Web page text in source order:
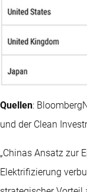
Quellen:
und der Clean
„Chinas Ansatz zur
Elektrifizierung